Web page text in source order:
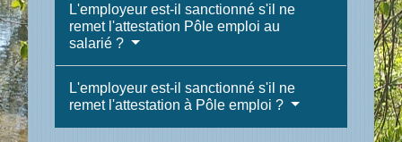
L'employeur est-il sanctionné s'il ne
remet l'attestation Pôle emploi au
salarié ?
L'employeur est-il sanctionné s'il ne
remet l'attestation à Pôle emploi ?